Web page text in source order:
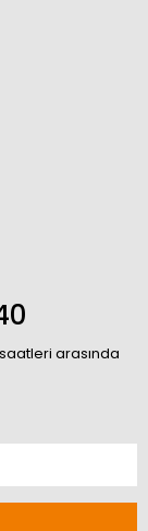
arasında